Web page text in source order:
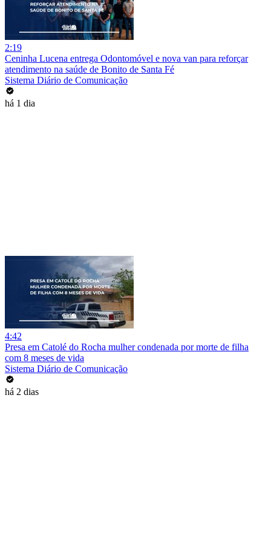
2:19
Ceninha Lucena entrega Odontomóvel e nova van para reforçar
atendimento na saúde de Bonito de Santa Fé
Sistema Diário de Comunicação
há 1 dia
4:42
Presa em Catolé do Rocha mulher condenada por morte de filha
com 8 meses de vida
Sistema Diário de Comunicação
há 2 dias